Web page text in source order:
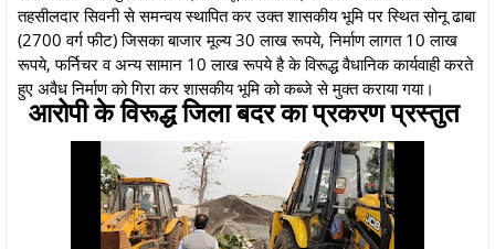
तहसीलदार सिवनी से समन्वय स्थापित कर उक्त शासकीय भूमि पर स्थित सोनू ढाबा
(2700 वर्ग फीट) जिसका बाजार मूल्य 30 लाख रूपये, निर्माण लागत 10 लाख
रूपये, फर्निचर व अन्य सामान 10 लाख रूपये है के विरूद्ध वैधानिक कार्यवाही करते
हुए अवैध निर्माण को गिरा कर शासकीय भूमि को कब्जे से मुक्त कराया गया।
आरोपी के विरूद्ध जिला बदर का प्रकरण प्रस्तुत